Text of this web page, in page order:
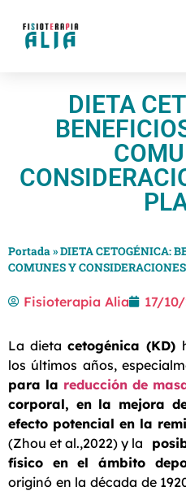
DIETA
Portada»DIETA CETOGÉNICA:
COMUNES Y
Fisioterapia Alia 17/
La dieta cetogénica (KD)
los últimos años,
para la reducción de
corporal, en la mejora
efecto potencial en la
(Zhou et al.,2022) y la
físico en el ámbito
originó en la década de